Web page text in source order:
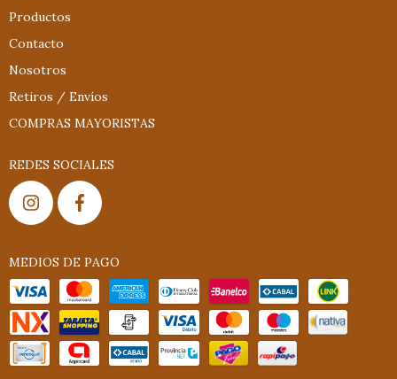
Productos
Contacto
Nosotros
Retiros / Envíos
COMPRAS MAYORISTAS
REDES SOCIALES
MEDIOS DE PAGO